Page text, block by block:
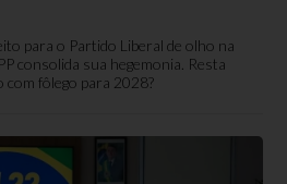
para o Partido Liberal de olho na
consolida sua hegemonia. Resta
com fôlego para 2028?